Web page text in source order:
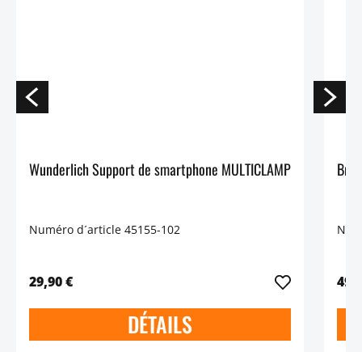
Wunderlich Support de smartphone MULTICLAMP
Numéro d´article 45155-102
29,90 €
DÉTAILS